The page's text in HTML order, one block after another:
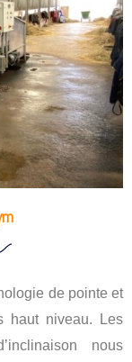
de pointe et
haut niveau. Les
nous